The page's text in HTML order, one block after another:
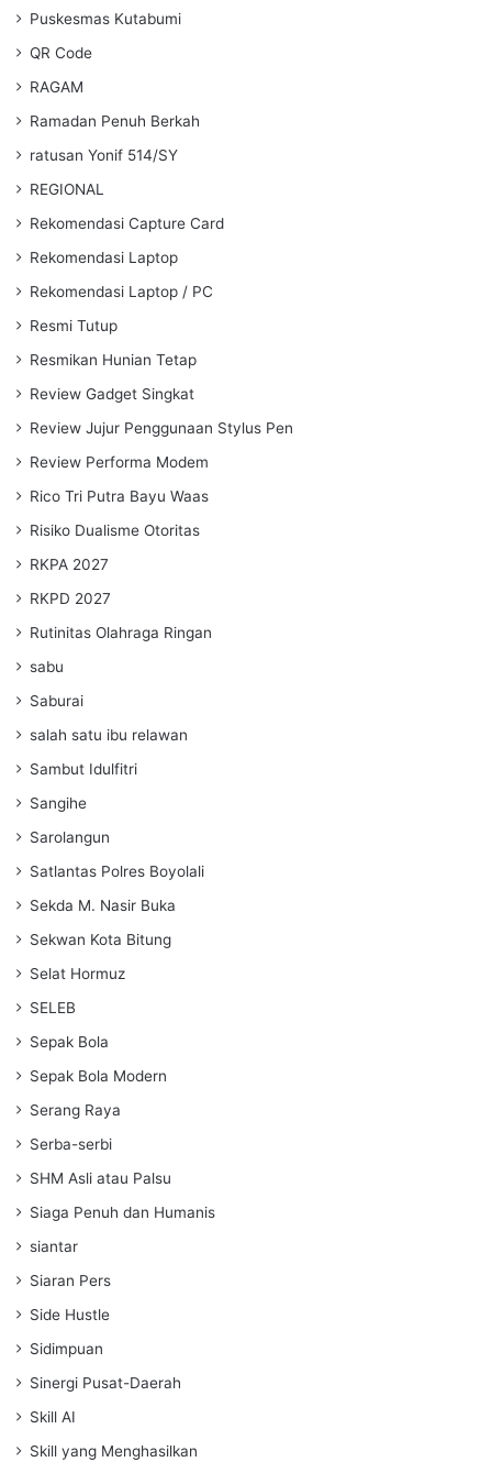
Puskesmas Kutabumi
QR Code
RAGAM
Ramadan Penuh Berkah
ratusan Yonif 514/SY
REGIONAL
Rekomendasi Capture Card
Rekomendasi Laptop
Rekomendasi Laptop / PC
Resmi Tutup
Resmikan Hunian Tetap
Review Gadget Singkat
Review Jujur Penggunaan Stylus Pen
Review Performa Modem
Rico Tri Putra Bayu Waas
Risiko Dualisme Otoritas
RKPA 2027
RKPD 2027
Rutinitas Olahraga Ringan
sabu
Saburai
salah satu ibu relawan
Sambut Idulfitri
Sangihe
Sarolangun
Satlantas Polres Boyolali
Sekda M. Nasir Buka
Sekwan Kota Bitung
Selat Hormuz
SELEB
Sepak Bola
Sepak Bola Modern
Serang Raya
Serba-serbi
SHM Asli atau Palsu
Siaga Penuh dan Humanis
siantar
Siaran Pers
Side Hustle
Sidimpuan
Sinergi Pusat-Daerah
Skill AI
Skill yang Menghasilkan